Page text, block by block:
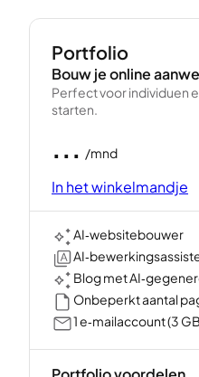
Portfolio
Bouw je online
Perfect voor individuen
starten.
... /mnd
In het winkelmandje
AI‑websitebouwer
Blog met
Onbeperkt aantal
1 e‑mailaccount (3